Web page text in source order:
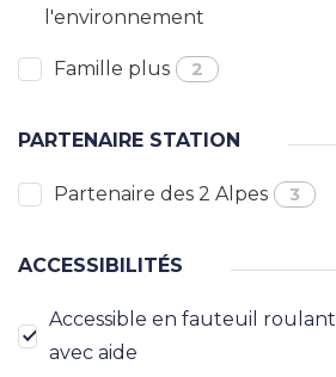
l'environnement
Famille plus 2
PARTENAIRE STATION
Partenaire des 2 Alpes 3
ACCESSIBILITÉS
Accessible en fauteuil roulant
avec aide